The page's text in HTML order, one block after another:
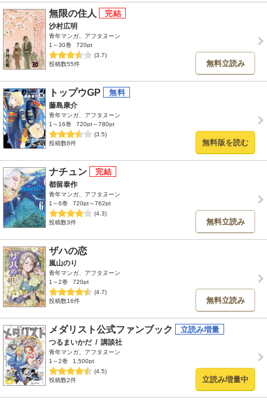
無限の住人
沙村広明
青年マンガ、アフタヌーン
1～30巻
720pt
(3.7)
投稿数55件
無料立読み
トップウGP
藤島康介
青年マンガ、アフタヌーン
1～16巻
720pt～780pt
(3.5)
投稿数8件
無料版を読む
ナチュン
都留泰作
青年マンガ、アフタヌーン
1～6巻
720pt～762pt
(4.3)
投稿数3件
無料立読み
ザハの恋
嵐山のり
青年マンガ、アフタヌーン
1～2巻
720pt
(4.7)
投稿数16件
無料立読み
メダリスト公式ファンブック
つるまいかだ / 講談社
青年マンガ、アフタヌーン
1～2巻
1,500pt
(4.5)
投稿数2件
立読み増量中